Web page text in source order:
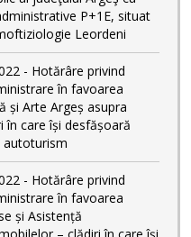
P+1E, situat
Leordeni
- Hotărâre privind
în favoarea
și Arte Argeș asupra
în care își desfășoară
autoturism
- Hotărâre privind
în favoarea
și Asistență